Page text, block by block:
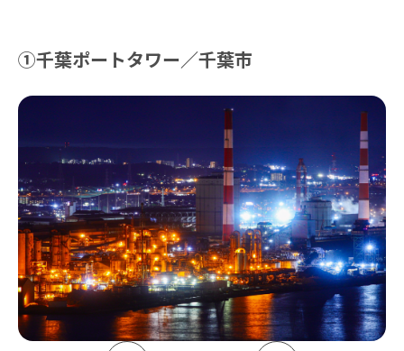
①千葉ポートタワー／千葉市